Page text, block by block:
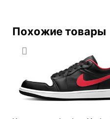
Похожие товары